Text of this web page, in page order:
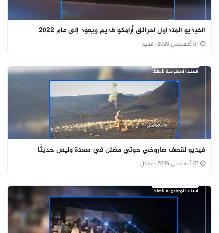
الفيديو المتداول لحرائق أرامكو قديم ويعود إلى عام 2022
· قديم
فيديو لقصف صاروخي حوثي مضلل في صعدة وليس حديثًا
· مضلل